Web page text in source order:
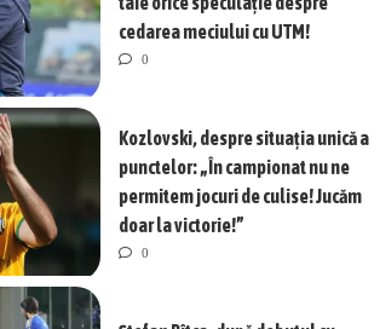
cedarea meciului cu UTM!
0
Kozlovski, despre situația unică a
punctelor: „În campionat nu ne
permitem jocuri de culise! Jucăm
doar la victorie!”
0